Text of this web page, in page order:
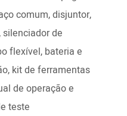
comum, disjuntor,
de
flexível, bateria e
kit de ferramentas
de operação e
teste